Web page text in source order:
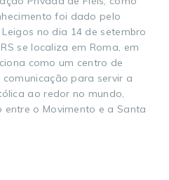
foi dado pelo
no dia 14 de setembro
se localiza em Roma, em
como um centro de
para servir a
ao redor no mundo,
o Movimento e a Santa